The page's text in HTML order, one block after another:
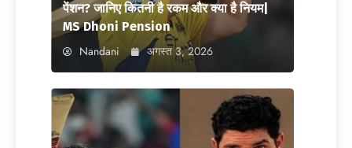
पेंशन? जानिए कितनी है रकम और क्या है नियम|
MS Dhoni Pension
Nandani अगस्त 3, 2026